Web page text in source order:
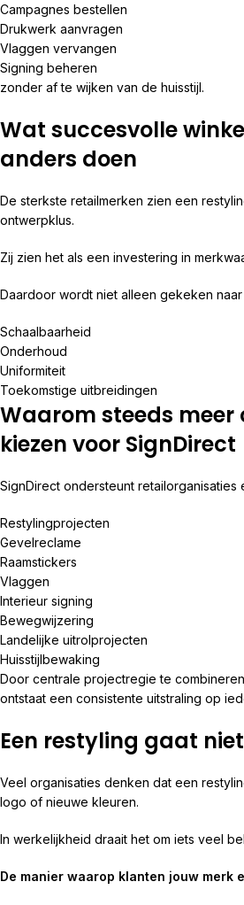
Campagnes bestellen
Drukwerk aanvragen
Vlaggen vervangen
Signing beheren
zonder af te wijken van de huisstijl.
Wat succesvolle
anders doen
De sterkste retailmerken zien een
ontwerpklus.
Zij zien het als een investering in
Daardoor wordt niet alleen gekeken
Schaalbaarheid
Onderhoud
Uniformiteit
Toekomstige uitbreidingen
Waarom steeds meer
kiezen voor SignDirect
SignDirect ondersteunt retailorganisaties
Restylingprojecten
Gevelreclame
Raamstickers
Vlaggen
Interieur signing
Bewegwijzering
Landelijke uitrolprojecten
Huisstijlbewaking
Door centrale projectregie te
ontstaat een consistente uitstraling op
Een restyling gaat
Veel organisaties denken dat een
logo of nieuwe kleuren.
In werkelijkheid draait het om iets veel
De manier waarop klanten jouw merk